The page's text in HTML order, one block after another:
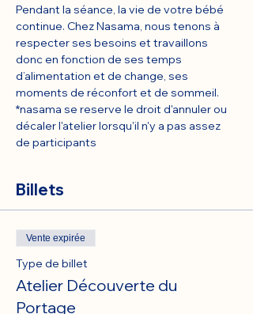
Pendant la séance, la vie de votre bébé
continue. Chez Nasama, nous tenons à
respecter ses besoins et travaillons
donc en fonction de ses temps
d’alimentation et de change, ses
moments de réconfort et de sommeil.
*nasama se reserve le droit d'annuler ou
décaler l'atelier lorsqu'il n'y a pas assez
de participants
Billets
Vente expirée
Type de billet
Atelier Découverte du
Portage